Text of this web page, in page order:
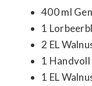
400 ml
1
2 EL
1
1 EL